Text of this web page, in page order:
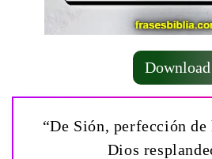
Download
“De Sión, perfección de
Dios